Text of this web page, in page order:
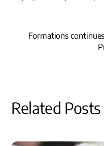
Formations
Related Posts